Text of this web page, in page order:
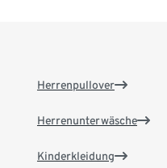
Herrenpullover
Herrenunterwäsche
Kinderkleidung